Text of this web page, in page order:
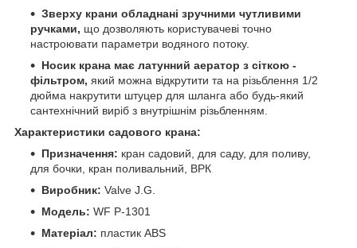
Зверху крани обладнані зручними чутливими
ручками, що дозволяють користувачеві точно
настроювати параметри водяного потоку.
Носик крана має латунний аератор з сіткою -
фільтром, який можна відкрутити та на різьблення 1/2
дюйма накрутити штуцер для шланга або будь-який
сантехнічний виріб з внутрішнім різьбленням.
Характеристики садового крана:
Призначення: кран садовий, для саду, для поливу,
для бочки, кран поливальний, ВРК
Виробник: Valve J.G.
Модель: WF Р-1301
Матеріал: пластик ABS